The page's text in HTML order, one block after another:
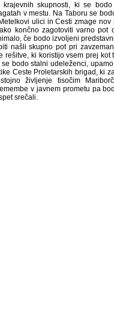
skupnosti, ki se
v mestu. Na Taboru se
ulici in Cesti zmage
končno zagotoviti varno
če bodo izvoljeni
našli skupno pot pri
rešitve, ki koristijo vsem prej
bodo stalni udeleženci,
Ceste Proletarskih brigad, ki
življenje tisočim
v javnem prometu pa
srečali.